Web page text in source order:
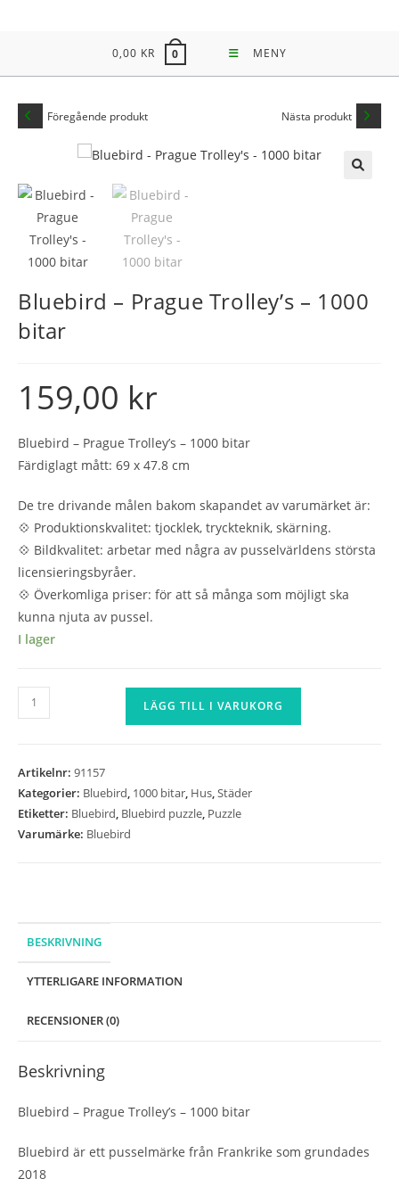
0,00 KR 0 MENY
Föregående produkt Nästa produkt
Bluebird – Prague Trolley’s – 1000
bitar
159,00 kr
Bluebird – Prague Trolley’s – 1000 bitar
Färdiglagt mått: 69 x 47.8 cm
De tre drivande målen bakom skapandet av varumärket är:
💠 Produktionskvalitet: tjocklek, tryckteknik, skärning.
💠 Bildkvalitet: arbetar med några av pusselvärldens största
licensieringsbyråer.
💠 Överkomliga priser: för att så många som möjligt ska
kunna njuta av pussel.
I lager
Bluebird
-
-
1000
bitar
LÄGG TILL I VARUKORG
Artikelnr: 91157
Kategorier: Bluebird, 1000 bitar, Hus,Städer
Etiketter: Bluebird, Bluebird puzzle, Puzzle
Varumärke: Bluebird
BESKRIVNING
YTTERLIGARE INFORMATION
RECENSIONER (0)
Beskrivning
Bluebird – Prague Trolley’s – 1000 bitar
Bluebird är ett pusselmärke från Frankrike som grundades
2018